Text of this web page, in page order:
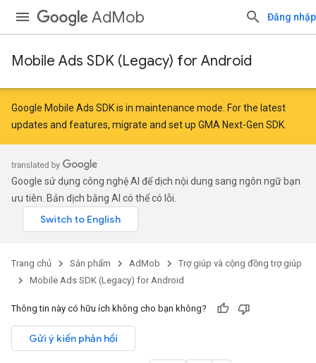
AdMob Đăng nhập
Mobile Ads SDK (Legacy) for Android
Google Mobile Ads SDK is in maintenance mode. For the latest
updates and features, migrate and set up GMA Next-Gen SDK
Google sử dụng công nghệ AI để dịch nội dung sang ngôn ngữ bạn
ưu tiên. Bản dịch bằng AI có thể có lỗi.
Trang chủ Sản phẩm AdMob
Trợ giúp và cộng đồng trợ giúp
Mobile Ads SDK (Legacy) for Android
Thông tin này có hữu ích không cho bạn không?
Gửi ý kiến phản hồi